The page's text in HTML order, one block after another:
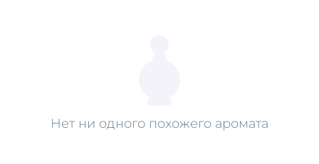
Нет ни одного похожего аромата